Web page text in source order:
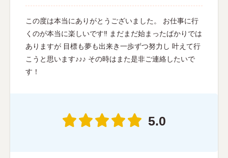
この度は本当にありがとうございました。 お仕事に行
くのが本当に楽しいです‼︎ まだまだ始まったばかりでは
ありますが 目標も夢も出来き一歩ずつ努力し 叶えて行
こうと思います♪♪♪ その時はまた是非ご連絡したいで
す！
5.0